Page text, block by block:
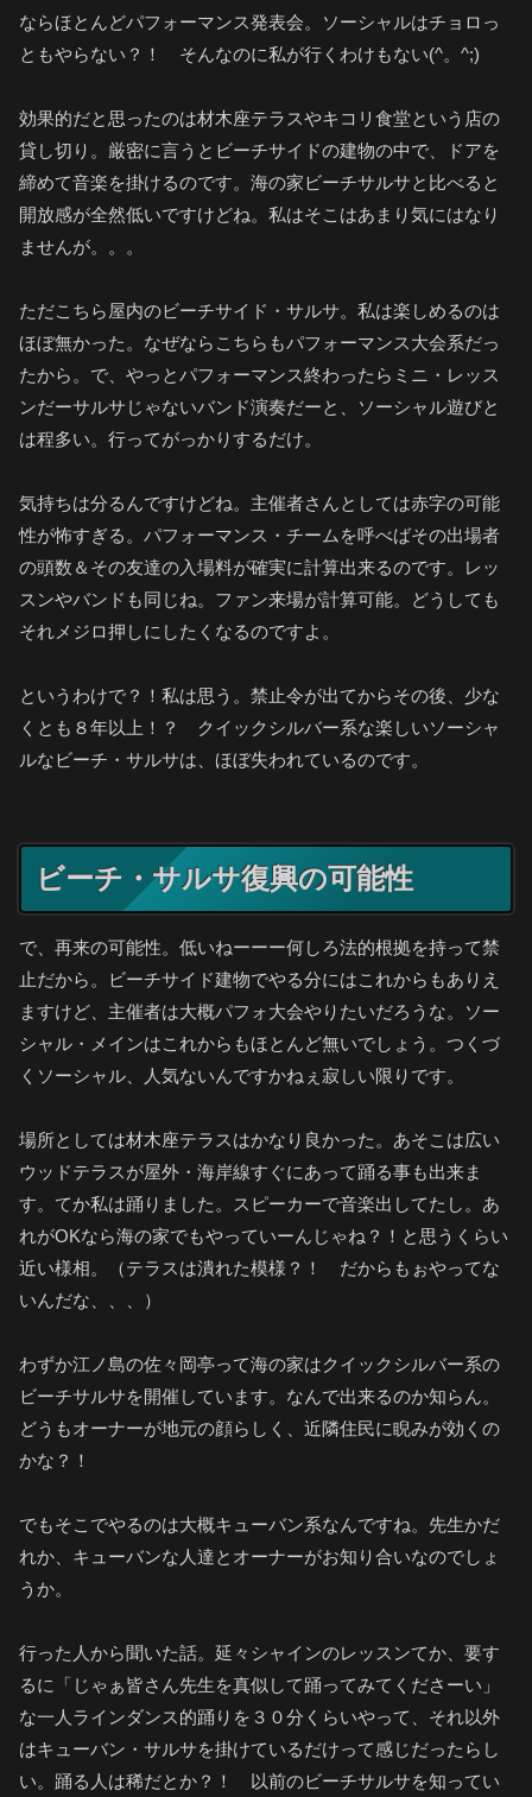
ならほとんどパフォーマンス発表会。ソーシャルはチョロっ
ともやらない？！ そんなのに私が行くわけもない(^。^;)
効果的だと思ったのは材木座テラスやキコリ食堂という店の
貸し切り。厳密に言うとビーチサイドの建物の中で、ドアを
締めて音楽を掛けるのです。海の家ビーチサルサと比べると
開放感が全然低いですけどね。私はそこはあまり気にはなり
ませんが。。。
ただこちら屋内のビーチサイド・サルサ。私は楽しめるのは
ほぼ無かった。なぜならこちらもパフォーマンス大会系だっ
たから。で、やっとパフォーマンス終わったらミニ・レッス
ンだーサルサじゃないバンド演奏だーと、ソーシャル遊びと
は程多い。行ってがっかりするだけ。
気持ちは分るんですけどね。主催者さんとしては赤字の可能
性が怖すぎる。パフォーマンス・チームを呼べばその出場者
の頭数＆その友達の入場料が確実に計算出来るのです。レッ
スンやバンドも同じね。ファン来場が計算可能。どうしても
それメジロ押しにしたくなるのですよ。
というわけで？！私は思う。禁止令が出てからその後、少な
くとも８年以上！？ クイックシルバー系な楽しいソーシャ
ルなビーチ・サルサは、ほぼ失われているのです。
ビーチ・サルサ復興の可能性
で、再来の可能性。低いねーーー何しろ法的根拠を持って禁
止だから。ビーチサイド建物でやる分にはこれからもありえ
ますけど、主催者は大概パフォ大会やりたいだろうな。ソー
シャル・メインはこれからもほとんど無いでしょう。つくづ
くソーシャル、人気ないんですかねぇ寂しい限りです。
場所としては材木座テラスはかなり良かった。あそこは広い
ウッドテラスが屋外・海岸線すぐにあって踊る事も出来ま
す。てか私は踊りました。スピーカーで音楽出してたし。あ
れがOKなら海の家でもやっていーんじゃね？！と思うくらい
近い様相。（テラスは潰れた模様？！ だからもぉやってな
いんだな、、、）
わずか江ノ島の佐々岡亭って海の家はクイックシルバー系の
ビーチサルサを開催しています。なんで出来るのか知らん。
どうもオーナーが地元の顔らしく、近隣住民に睨みが効くの
かな？！
でもそこでやるのは大概キューバン系なんですね。先生かだ
れか、キューバンな人達とオーナーがお知り合いなのでしょ
うか。
行った人から聞いた話。延々シャインのレッスンてか、要す
るに「じゃぁ皆さん先生を真似して踊ってみてくださーい」
な一人ラインダンス的踊りを３０分くらいやって、それ以外
はキューバン・サルサを掛けているだけって感じだったらし
い。踊る人は稀だとか？！ 以前のビーチサルサを知ってい